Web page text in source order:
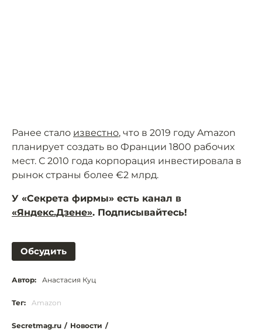
Ранее стало известно, что в 2019 году Amazon
планирует создать во Франции 1800 рабочих
мест. С 2010 года корпорация инвестировала в
рынок страны более €2 млрд.
У «Секрета фирмы» есть канал в
«Яндекс.Дзене». Подписывайтесь!
Обсудить
Автор: Анастасия Куц
Тег: Amazon
Secretmag.ru / Новости /